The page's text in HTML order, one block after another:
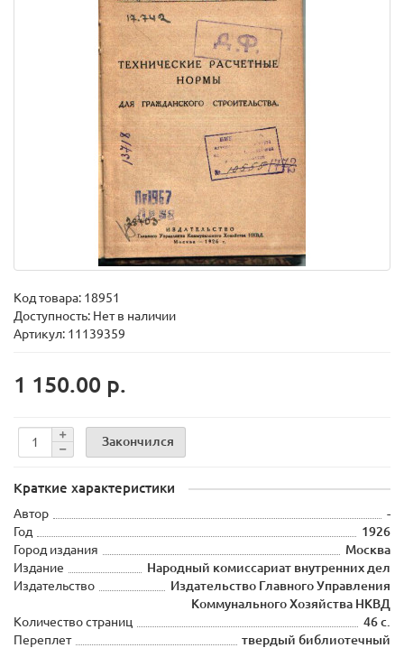
Код товара: 18951
Доступность: Нет в наличии
Артикул: 11139359
1 150.00 р.
Закончился
Краткие характеристики
Автор
-
Год
1926
Город издания
Москва
Издание
Народный комиссариат внутренних дел
Издательство
Издательство Главного Управления
Коммунального Хозяйства НКВД
Количество страниц
46 с.
Переплет
твердый библиотечный